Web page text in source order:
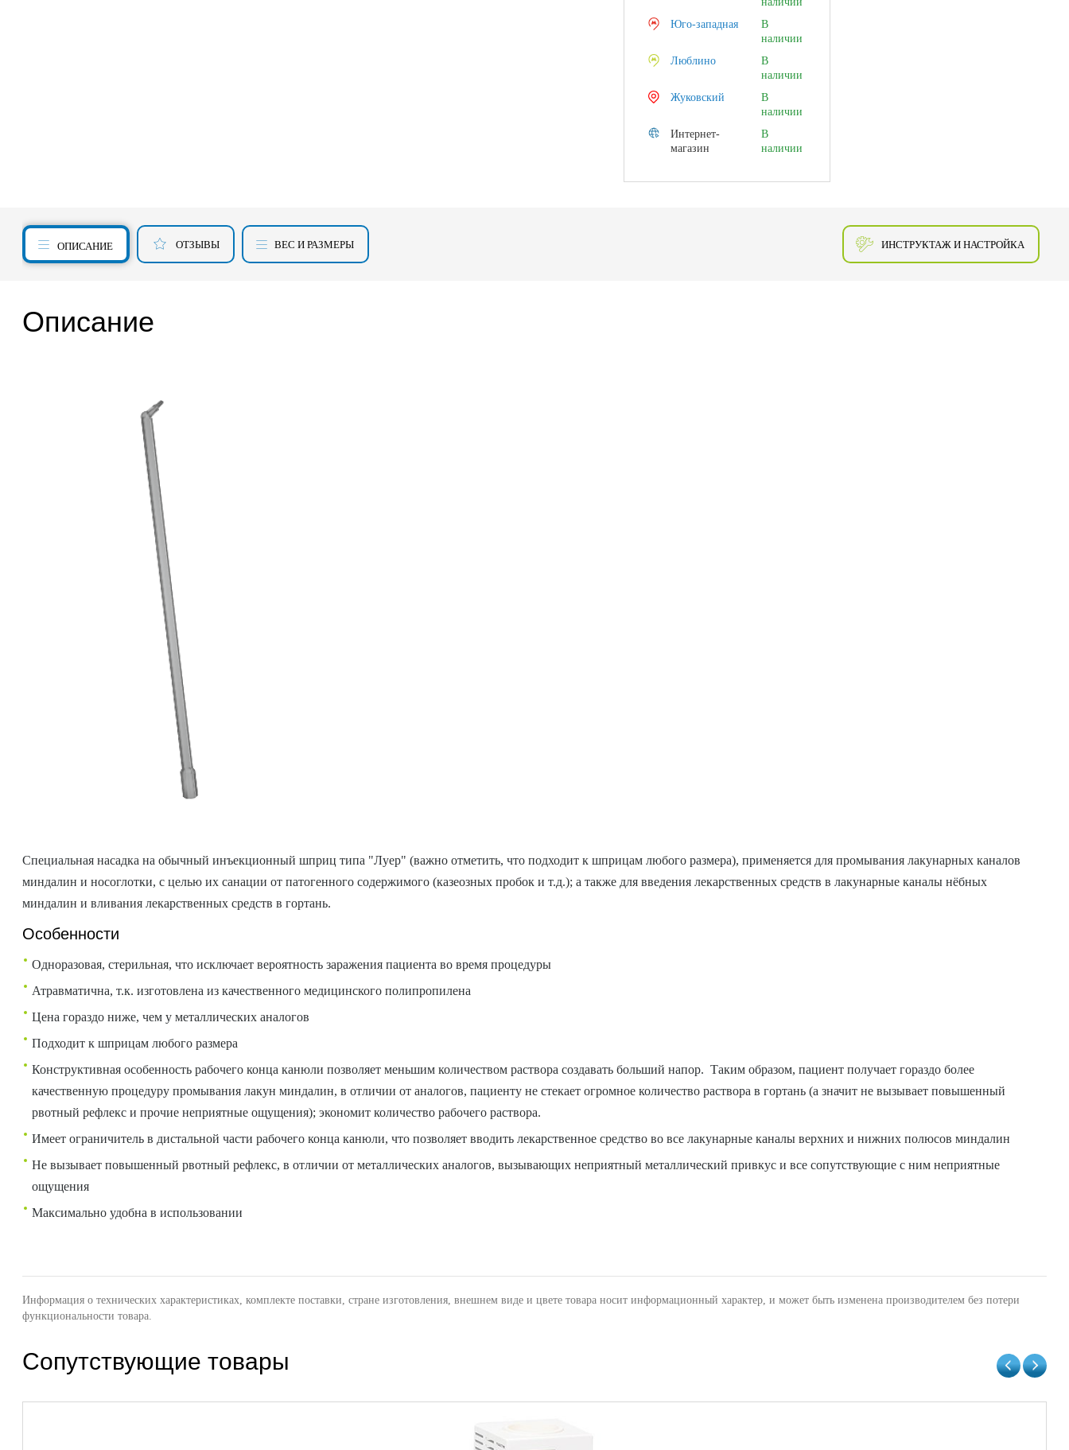
Юго-западная
В
наличии
Люблино
В
наличии
Жуковский
В
наличии
Интернет-
магазин
В
наличии
ОПИСАНИЕ ОТЗЫВЫ ВЕС И РАЗМЕРЫ ИНСТРУКТАЖ И НАСТРОЙКА
Описание
Специальная насадка на обычный инъекционный шприц типа "Луер" (важно отметить, что подходит к шприцам любого размера), применяется для промывания лакунарных каналов
миндалин и носоглотки, с целью их санации от патогенного содержимого (казеозных пробок и т.д.); а также для введения лекарственных средств в лакунарные каналы нёбных
миндалин и вливания лекарственных средств в гортань.
Особенности
Одноразовая, стерильная, что исключает вероятность заражения пациента во время процедуры
Атравматична, т.к. изготовлена из качественного медицинского полипропилена
Цена гораздо ниже, чем у металлических аналогов
Подходит к шприцам любого размера
Конструктивная особенность рабочего конца канюли позволяет меньшим количеством раствора создавать больший напор. Таким образом, пациент получает гораздо более
качественную процедуру промывания лакун миндалин, в отличии от аналогов, пациенту не стекает огромное количество раствора в гортань (а значит не вызывает повышенный
рвотный рефлекс и прочие неприятные ощущения); экономит количество рабочего раствора.
Имеет ограничитель в дистальной части рабочего конца канюли, что позволяет вводить лекарственное средство во все лакунарные каналы верхних и нижних полюсов миндалин
Не вызывает повышенный рвотный рефлекс, в отличии от металлических аналогов, вызывающих неприятный металлический привкус и все сопутствующие с ним неприятные
ощущения
Максимально удобна в использовании
Информация о технических характеристиках, комплекте поставки, стране изготовления, внешнем виде и цвете товара носит информационный характер, и может быть изменена производителем без потери
функциональности товара.
Сопутствующие товары